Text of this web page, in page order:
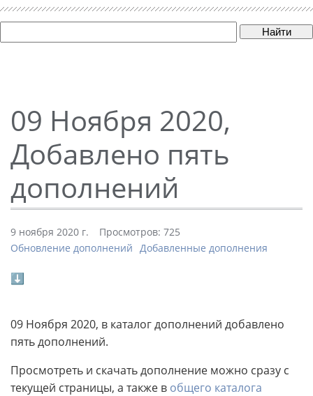
Найти
09 Ноября 2020,
Добавлено пять
дополнений
9 ноября 2020 г.
Просмотров: 725
Обновление дополнений
Добавленные дополнения
⬇
09 Ноября 2020, в каталог дополнений добавлено
пять дополнений.
Просмотреть и скачать дополнение можно сразу с
текущей страницы, а также в общего каталога